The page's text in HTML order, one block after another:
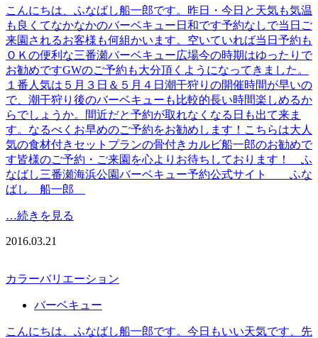
こんにちは、ふなばし船一郎です。昨日・今日と天気も気温
も良くてなかなかのバーベキュー日和です予約なしで当日ご
来園されるお客様も何組かいます。空いていれば当日予約も
ＯＫの便利な三番瀬バーベキュー広場今の時期はゆったりで
お勧めですGWのご予約も大分頂くようになってきました。
１番人気は５月３日＆５月４日潮干狩りの開催時間が早いの
で、潮干狩り後のバーベキューも比較的長い時間楽しめるか
らでしょうか。間近だと予約が取れなくなる日も出て来ま
す。なるべくお早めのご予約をお勧めします！こちらは大人
気の食材付きセットプランの骨付きカルビ船一郎のお勧めで
す皆様のご予約・ご来園を心よりお待ちしております！ ふ
なばし三番瀬海浜公園バーベキュー予約公式サイト ふな
ばし 船一郎
…続きを見る
2016.03.21
カラーバリエーション
バーベキュー
こんにちは、ふなばし船一郎です。今日もいい天気です、先